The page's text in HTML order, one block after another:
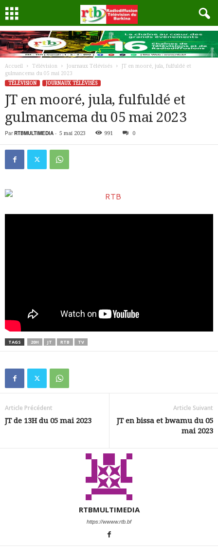
Accueil Télévision Journaux Télévisés
JT en mooré, jula, fulfuldé et
gulmancema du 05 mai 2023
TÉLÉVISION
JOURNAUX TÉLÉVISÉS
JT en mooré, jula, fulfuldé et
gulmancema du 05 mai 2023
Par RTBMULTIMEDIA - 5 mai 2023 991 0
TAGS 20H JT RTB TV
Article Précédent
JT de 13H du 05 mai 2023
Article Suivant
JT en bissa et bwamu du 05
mai 2023
RTBMULTIMEDIA
https://wwww.rtb.bf